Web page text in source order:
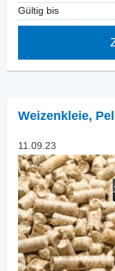
Gültig bis
Weizenkleie,
11.09.23